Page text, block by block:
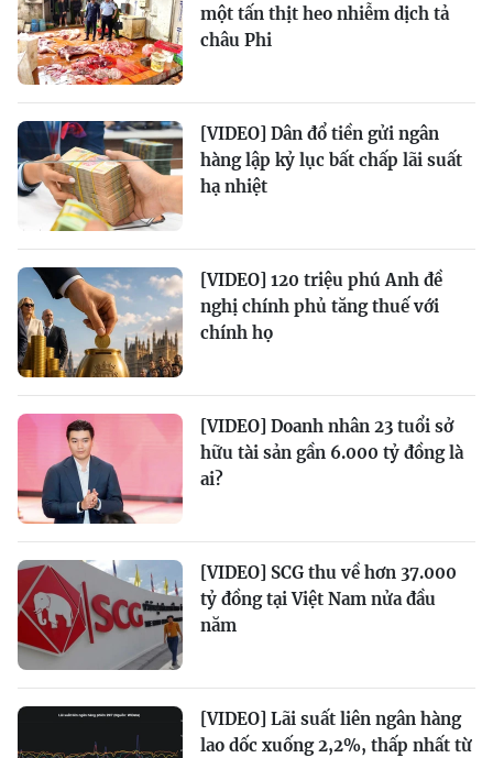
một tấn thịt heo nhiễm dịch tả
châu Phi
[VIDEO] Dân đổ tiền gửi ngân
hàng lập kỷ lục bất chấp lãi suất
hạ nhiệt
[VIDEO] 120 triệu phú Anh đề
nghị chính phủ tăng thuế với
chính họ
[VIDEO] Doanh nhân 23 tuổi sở
hữu tài sản gần 6.000 tỷ đồng là
ai?
[VIDEO] SCG thu về hơn 37.000
tỷ đồng tại Việt Nam nửa đầu
năm
[VIDEO] Lãi suất liên ngân hàng
lao dốc xuống 2,2%, thấp nhất từ